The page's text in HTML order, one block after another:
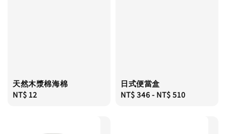
天然木漿棉海棉
Regular
NT$ 12
日式便當盒
Regular
NT$ 346- NT$ 510